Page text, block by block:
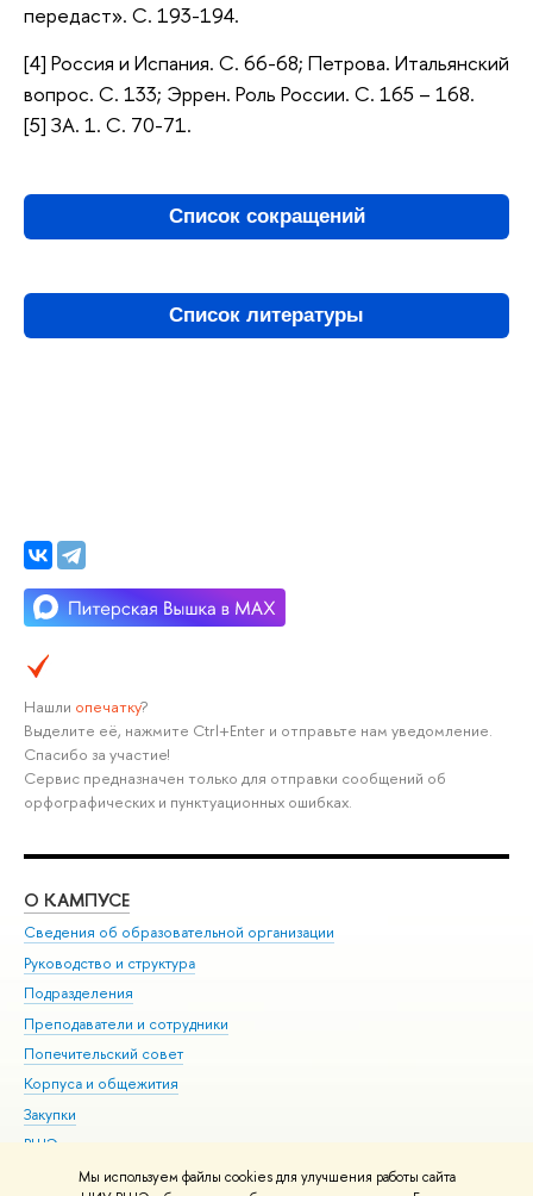
Мы используем файлы cookies для улучшения работы сайта
передаст». С. 193-194.
[4] Россия и Испания. С. 66-68; Петрова. Итальянский
вопрос. С. 133; Эррен. Роль России. С. 165 – 168.
[5] ЗА. 1. С. 70-71.
Список сокращений
Список литературы
Нашли опечатку?
Выделите её, нажмите Ctrl+Enter и отправьте нам уведомление.
Спасибо за участие!
Сервис предназначен только для отправки сообщений об
орфографических и пунктуационных ошибках.
О КАМПУСЕ
Сведения об образовательной организации
Руководство и структура
Подразделения
Преподаватели и сотрудники
Попечительский совет
Корпуса и общежития
Закупки
ВШЭ для студентов с ограниченными возможностями
здоровья и инвалидностью